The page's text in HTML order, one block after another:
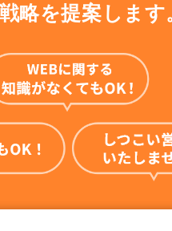
略を提案します